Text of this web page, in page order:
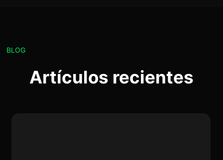
BLOG
Artículos recientes